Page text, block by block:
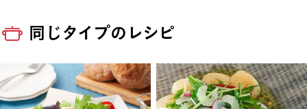
同じタイプのレシピ